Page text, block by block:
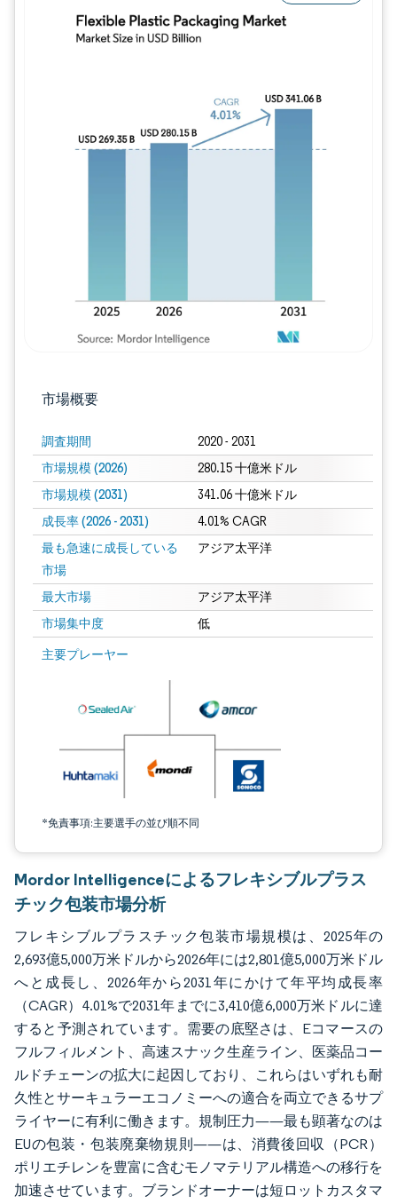
市場概要
調査期間 2020 - 2031
市場規模 (2026) 280.15 十億米ドル
市場規模 (2031) 341.06 十億米ドル
成長率 (2026 - 2031) 4.01% CAGR
最も急速に成長している
市場
アジア太平洋
最大市場 アジア太平洋
市場集中度 低
主要プレーヤー
*免責事項:主要選手の並び順不同
画像 © Mordor Intelligence。再利用にはCC BY 4.0の表示が必要です。
Mordor Intelligenceによるフレキシブルプラス
チック包装市場分析
フレキシブルプラスチック包装市場規模は、2025年の
2,693億5,000万米ドルから2026年には2,801億5,000万米ドル
へと成長し、2026年から2031年にかけて年平均成長率
（CAGR）4.01%で2031年までに3,410億6,000万米ドルに達
すると予測されています。需要の底堅さは、Eコマースの
フルフィルメント、高速スナック生産ライン、医薬品コー
ルドチェーンの拡大に起因しており、これらはいずれも耐
久性とサーキュラーエコノミーへの適合を両立できるサプ
ライヤーに有利に働きます。規制圧力——最も顕著なのは
EUの包装・包装廃棄物規則——は、消費後回収（PCR）
ポリエチレンを豊富に含むモノマテリアル構造への移行を
加速させています。ブランドオーナーは短ロットカスタマ